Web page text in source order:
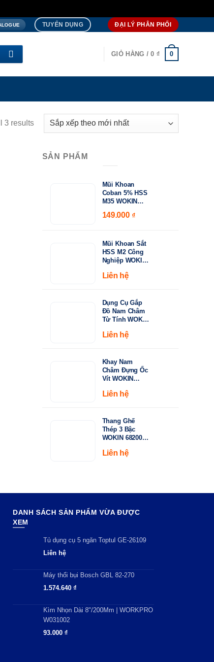
TUYỂN DỤNG ĐẠI LÝ PHÂN PHỐI
GIỎ HÀNG /0 ₫ 0
3 results
SẢN PHẨM
Mũi Khoan
Coban 5% HSS
M35 WOKIN
DIN338 Chuyên
149.000 ₫
Mũi Khoan Sắt
HSS M2 Công
Nghiệp WOKIN
Tiêu Chuẩn
Liên hệ
Dụng Cụ Gắp
Đồ Nam Châm
Từ Tính WOKIN
Rút Dài 130-
Liên hệ
Khay Nam
Châm Đựng Ốc
Vít WOKIN
Đường Kính
Liên hệ
Thang Ghế
Thép 3 Bậc
WOKIN 682003
150kg
Liên hệ
DANH SÁCH SẢN PHẨM VỪA ĐƯỢC
XEM
Tủ dụng cụ 5 ngăn Toptul GE-26109
Liên hệ
Máy thổi bụi Bosch GBL 82-270
1.574.640₫
Kìm Nhọn Dài 8"/200Mm | WORKPRO
W031002
93.000₫